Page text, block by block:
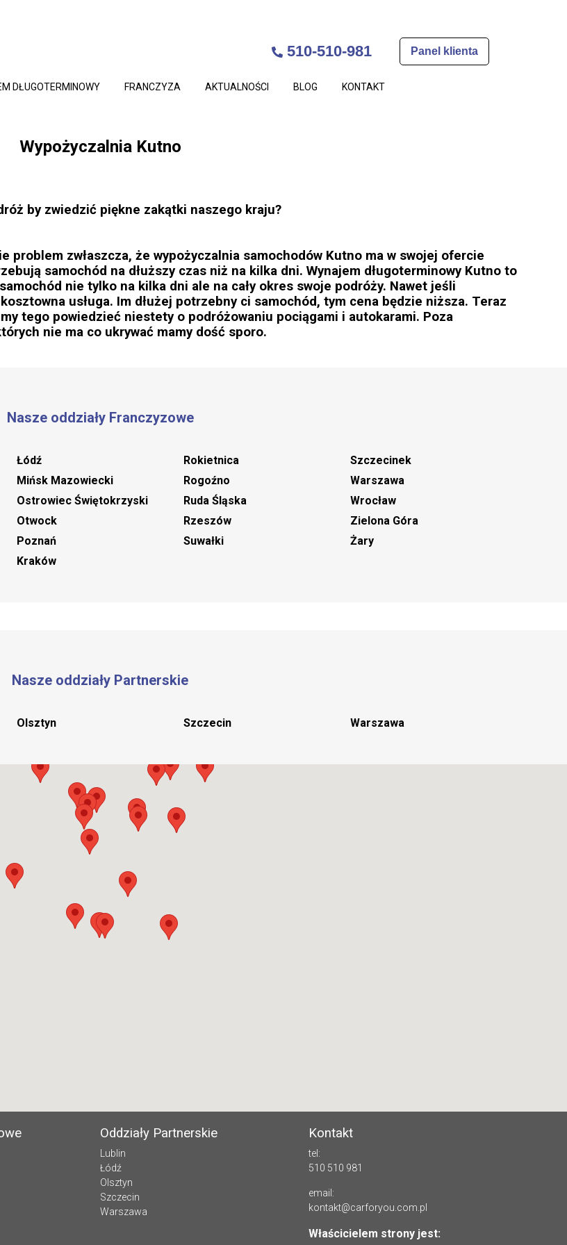
510-510-981 Panel klienta
DŁUGOTERMINOWY FRANCZYZA AKTUALNOŚCI BLOG KONTAKT
Wypożyczalnia Kutno
by zwiedzić piękne zakątki naszego kraju?
zwłaszcza, że wypożyczalnia samochodów Kutno ma w swojej ofercie
samochód na dłuższy czas niż na kilka dni. Wynajem długoterminowy Kutno to
nie tylko na kilka dni ale na cały okres swoje podróży. Nawet jeśli
usługa. Im dłużej potrzebny ci samochód, tym cena będzie niższa. Teraz
tego powiedzieć niestety o podróżowaniu pociągami i autokarami. Poza
nie ma co ukrywać mamy dość sporo.
Nasze oddziały Franczyzowe
Łódź
Mińsk Mazowiecki
Ostrowiec Świętokrzyski
Otwock
Poznań
Kraków
Rokietnica
Rogoźno
Ruda Śląska
Rzeszów
Suwałki
Szczecinek
Warszawa
Wrocław
Zielona Góra
Żary
Nasze oddziały Partnerskie
Olsztyn Szczecin Warszawa
Oddziały Partnerskie
Lublin
Łódź
Olsztyn
Szczecin
Warszawa
Kontakt
tel:
510 510 981
email:
kontakt@carforyou.com.pl
Właścicielem strony jest: